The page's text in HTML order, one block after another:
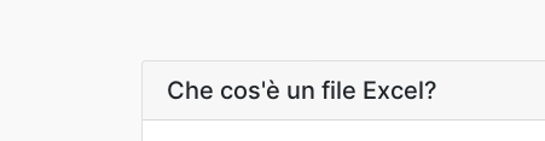
Che cos'è un file Excel?